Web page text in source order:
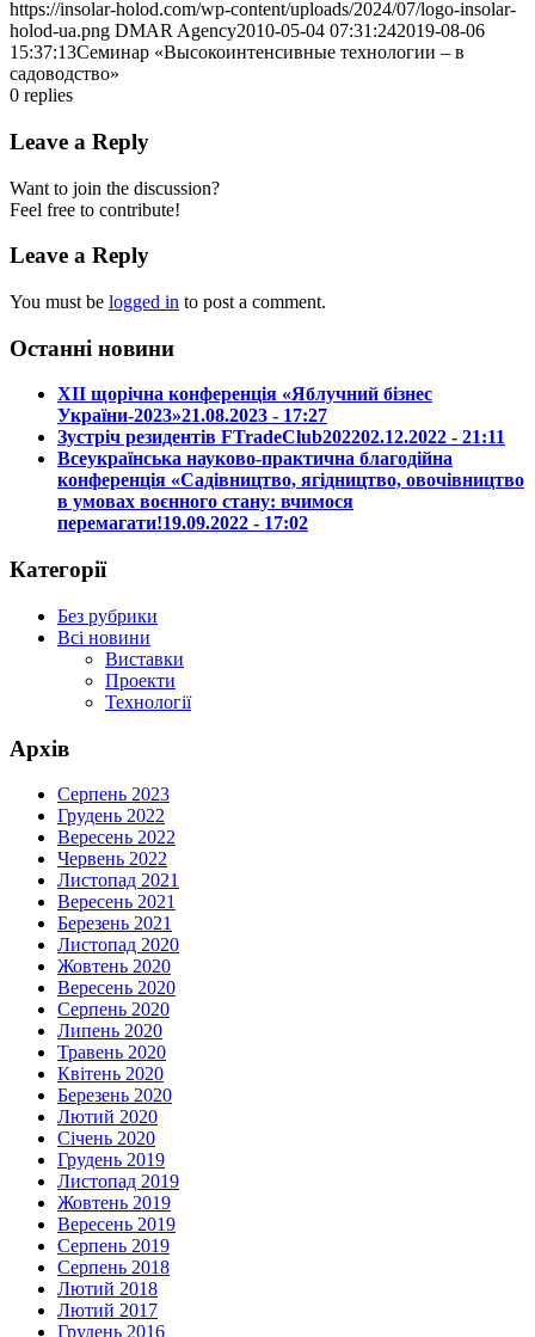
https://insolar-holod.com/wp-content/uploads/2024/07/logo-insolar-
holod-ua.png DMAR Agency2010-05-04 07:31:242019-08-06
15:37:13Семинар «Высокоинтенсивные технологии – в
садоводство»
0 replies
Leave a Reply
Want to join the discussion?
Feel free to contribute!
Leave a Reply
You must be logged in to post a comment.
Останні новини
ХІІ щорічна конференція «Яблучний бізнес
України-2023»21.08.2023 - 17:27
Зустріч резидентів FTradeClub202202.12.2022 - 21:11
Всеукраїнська науково-практична благодійна
конференція «Садівництво, ягідництво, овочівництво
в умовах воєнного стану: вчимося
перемагати!19.09.2022 - 17:02
Категорії
Без рубрики
Всі новини
Виставки
Проекти
Технології
Архів
Серпень 2023
Грудень 2022
Вересень 2022
Червень 2022
Листопад 2021
Вересень 2021
Березень 2021
Листопад 2020
Жовтень 2020
Вересень 2020
Серпень 2020
Липень 2020
Травень 2020
Квітень 2020
Березень 2020
Лютий 2020
Січень 2020
Грудень 2019
Листопад 2019
Жовтень 2019
Вересень 2019
Серпень 2019
Серпень 2018
Лютий 2018
Лютий 2017
Грудень 2016